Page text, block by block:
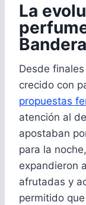
La
Desde
crecido con
propuestas
atención al
apostaban
para la
expandieron
afrutadas y
permitido